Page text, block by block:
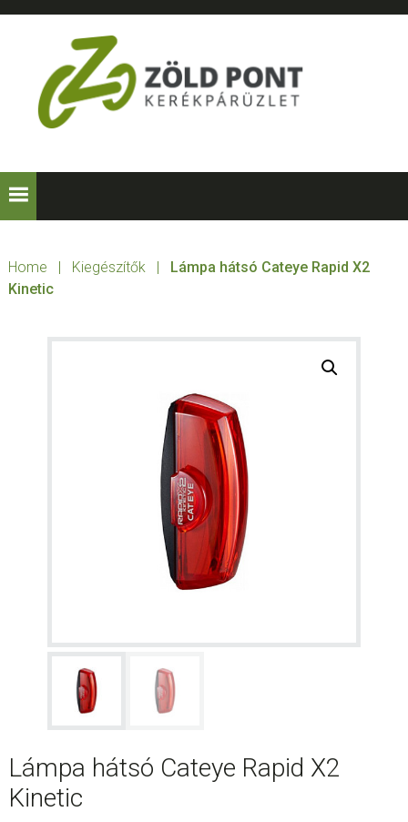
Skip
navigation
Skip
content
Skip
ZÖLD
PONT
Home | Kiegészítők |
Lámpa hátsó Cateye Rapid X2
Kinetic
Lámpa hátsó Cateye Rapid X2
Kinetic